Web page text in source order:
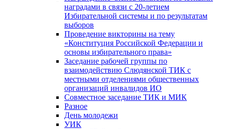
наградами в связи с 20-летием
Избирательной системы и по результатам
выборов
Проведение викторины на тему
«Конституция Российской Федерации и
основы избирательного права»
Заседание рабочей группы по
взаимодействию Слюдянской ТИК с
местными отделениями общественных
организаций инвалидов ИО
Совместное заседание ТИК и МИК
Разное
День молодежи
УИК